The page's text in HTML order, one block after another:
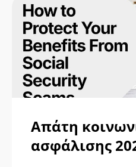
Απάτη
ασφάλισης